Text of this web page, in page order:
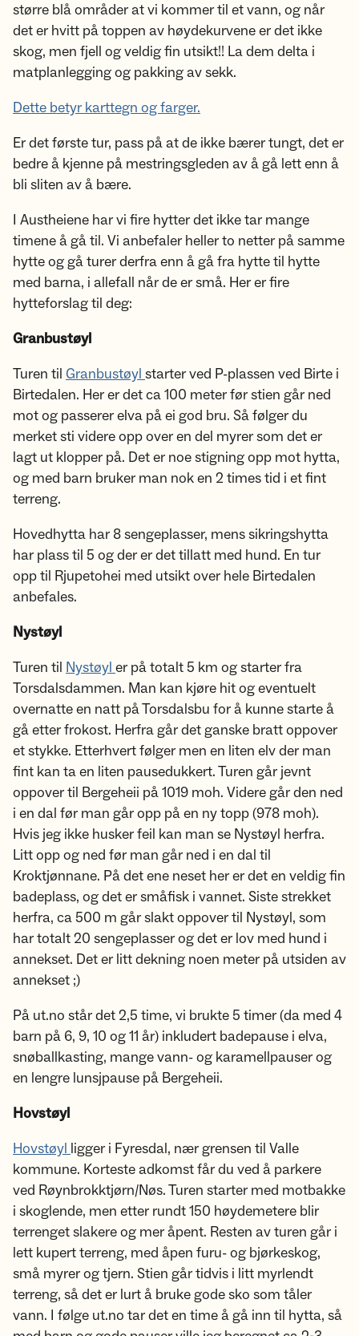
større blå områder at vi kommer til et vann, og når
det er hvitt på toppen av høydekurvene er det ikke
skog, men fjell og veldig fin utsikt!! La dem delta i
matplanlegging og pakking av sekk.
Dette betyr karttegn og farger.
Er det første tur, pass på at de ikke bærer tungt, det er
bedre å kjenne på mestringsgleden av å gå lett enn å
bli sliten av å bære.
I Austheiene har vi fire hytter det ikke tar mange
timene å gå til. Vi anbefaler heller to netter på samme
hytte og gå turer derfra enn å gå fra hytte til hytte
med barna, i allefall når de er små. Her er fire
hytteforslag til deg:
Granbustøyl
Turen til Granbustøyl starter ved P-plassen ved Birte i
Birtedalen. Her er det ca 100 meter før stien går ned
mot og passerer elva på ei god bru. Så følger du
merket sti videre opp over en del myrer som det er
lagt ut klopper på. Det er noe stigning opp mot hytta,
og med barn bruker man nok en 2 times tid i et fint
terreng.
Hovedhytta har 8 sengeplasser, mens sikringshytta
har plass til 5 og der er det tillatt med hund. En tur
opp til Rjupetohei med utsikt over hele Birtedalen
anbefales.
Nystøyl
Turen til Nystøyl er på totalt 5 km og starter fra
Torsdalsdammen. Man kan kjøre hit og eventuelt
overnatte en natt på Torsdalsbu for å kunne starte å
gå etter frokost. Herfra går det ganske bratt oppover
et stykke. Etterhvert følger men en liten elv der man
fint kan ta en liten pausedukkert. Turen går jevnt
oppover til Bergeheii på 1019 moh. Videre går den ned
i en dal før man går opp på en ny topp (978 moh).
Hvis jeg ikke husker feil kan man se Nystøyl herfra.
Litt opp og ned før man går ned i en dal til
Kroktjønnane. På det ene neset her er det en veldig fin
badeplass, og det er småfisk i vannet. Siste strekket
herfra, ca 500 m går slakt oppover til Nystøyl, som
har totalt 20 sengeplasser og det er lov med hund i
annekset. Det er litt dekning noen meter på utsiden av
annekset ;)
På ut.no står det 2,5 time, vi brukte 5 timer (da med 4
barn på 6, 9, 10 og 11 år) inkludert badepause i elva,
snøballkasting, mange vann- og karamellpauser og
en lengre lunsjpause på Bergeheii.
Hovstøyl
Hovstøyl ligger i Fyresdal, nær grensen til Valle
kommune. Korteste adkomst får du ved å parkere
ved Røynbrokktjørn/Nøs. Turen starter med motbakke
i skoglende, men etter rundt 150 høydemetere blir
terrenget slakere og mer åpent. Resten av turen går i
lett kupert terreng, med åpen furu- og bjørkeskog,
små myrer og tjern. Stien går tidvis i litt myrlendt
terreng, så det er lurt å bruke gode sko som tåler
vann. I følge ut.no tar det en time å gå inn til hytta, så